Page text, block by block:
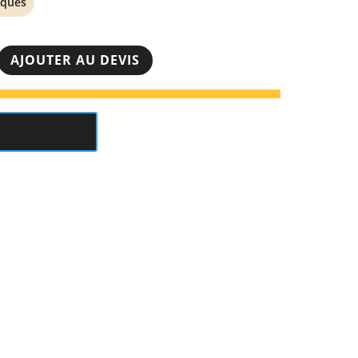
AJOUTER AU DEVIS